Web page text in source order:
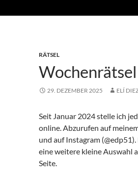
RÄTSEL
29. DEZEMBER 2025 ELÍ
Seit Januar 2024 stelle ich
online. Abzurufen auf
und auf Instagram
eine weitere kleine Auswahl
Seite.